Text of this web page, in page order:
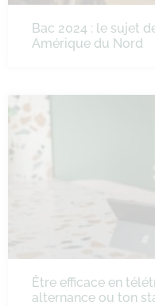
Bac 2024 : le sujet
Amérique du Nord
Être efficace en
alternance ou ton